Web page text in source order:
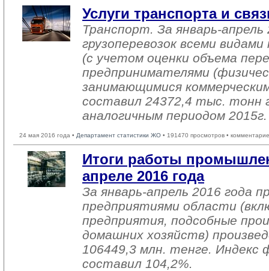
Услуги транспорта и
Транспорт. За январь-апрель
грузоперевозок всеми
(с учетом оценки объема
предпринимателями
занимающимися
составил 24372,4 тыс. тонн
аналогичным периодом
24 мая 2016 года • Департамент статистики ЖО • 191470 просмотров •
Итоги работы
апреле 2016 года
За январь-апрель 2016 года
предприятиями области
предприятия, подсобные
домашних хозяйств)
106449,3 млн. тенге. Индекс
составил 104,2%.